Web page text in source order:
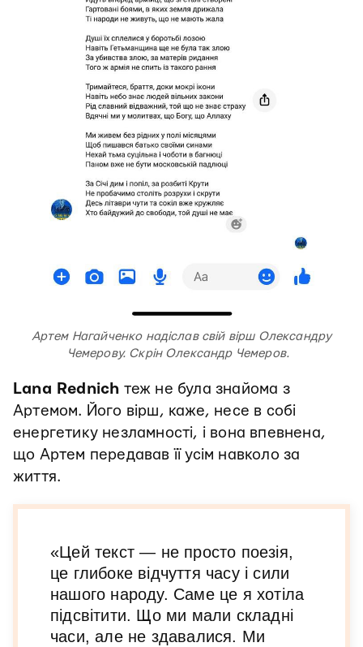
Артем Нагайченко надіслав свій вірш Олександру
Чемерову. Скрін Олександр Чемеров.
Lana Rednich теж не була знайома з
Артемом. Його вірш, каже, несе в собі
енергетику незламності, і вона впевнена,
що Артем передавав її усім навколо за
життя.
«Цей текст — не просто поезія,
це глибоке відчуття часу і сили
нашого народу. Саме це я хотіла
підсвітити. Що ми мали складні
часи, але не здавалися. Ми